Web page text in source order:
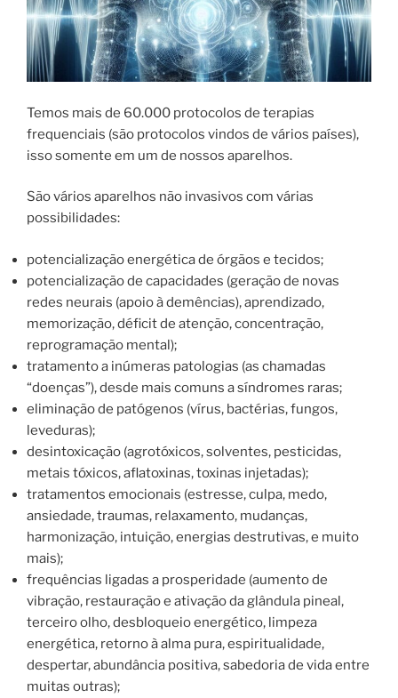
Temos mais de 60.000 protocolos de terapias
frequenciais (são protocolos vindos de vários países),
isso somente em um de nossos aparelhos.
São vários aparelhos não invasivos com várias
possibilidades:
potencialização energética de órgãos e tecidos;
potencialização de capacidades (geração de novas
redes neurais (apoio à demências), aprendizado,
memorização, déficit de atenção, concentração,
reprogramação mental);
tratamento a inúmeras patologias (as chamadas
“doenças”), desde mais comuns a síndromes raras;
eliminação de patógenos (vírus, bactérias, fungos,
leveduras);
desintoxicação (agrotóxicos, solventes, pesticidas,
metais tóxicos, aflatoxinas, toxinas injetadas);
tratamentos emocionais (estresse, culpa, medo,
ansiedade, traumas, relaxamento, mudanças,
harmonização, intuição, energias destrutivas, e muito
mais);
frequências ligadas a prosperidade (aumento de
vibração, restauração e ativação da glândula pineal,
terceiro olho, desbloqueio energético, limpeza
energética, retorno à alma pura, espiritualidade,
despertar, abundância positiva, sabedoria de vida entre
muitas outras);